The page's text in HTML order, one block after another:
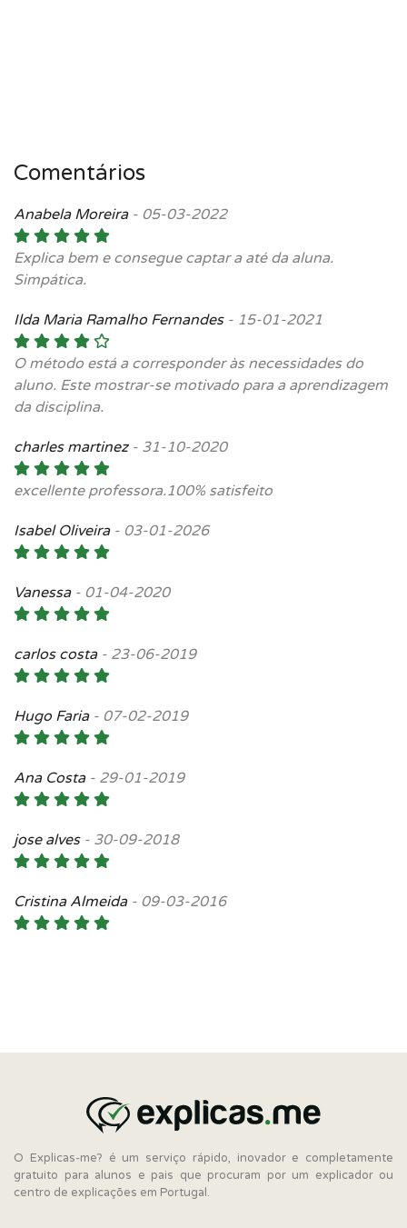
Comentários
Anabela Moreira- 05-03-2022
Explica bem e consegue captar a até da aluna.
Simpática.
Ilda Maria Ramalho Fernandes- 15-01-2021
O método está a corresponder às necessidades do
aluno. Este mostrar-se motivado para a aprendizagem
da disciplina.
charles martinez- 31-10-2020
excellente professora.100% satisfeito
Isabel Oliveira- 03-01-2026
Vanessa- 01-04-2020
carlos costa- 23-06-2019
Hugo Faria- 07-02-2019
Ana Costa- 29-01-2019
jose alves- 30-09-2018
Cristina Almeida- 09-03-2016
O Explicas-me? é um serviço rápido, inovador e completamente
gratuito para alunos e pais que procuram por um explicador ou
centro de explicações em Portugal.